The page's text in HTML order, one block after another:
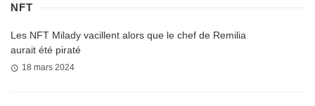
NFT
Les NFT Milady vacillent alors que le chef de Remilia
aurait été piraté
18 mars 2024